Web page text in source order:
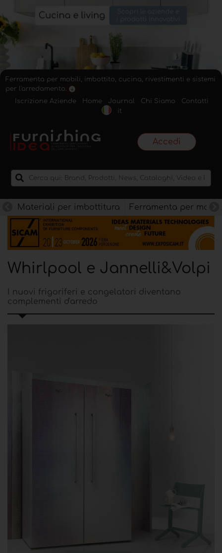
Ferramenta per mobili, imbottito, cucina, rivestimenti e sistemi
per l'arredamento.
Iscrizione Aziende
Home Journal Chi Siamo
Contatti
it
Accedi
Materiali per imbottitura Ferramenta per mobili
Whirlpool e Jannelli&Volpi
I nuovi frigoriferi e congelatori diventano
complementi d'arredo